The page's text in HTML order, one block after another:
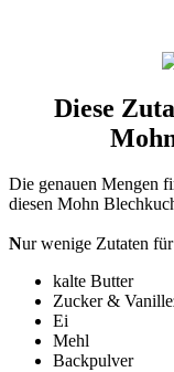
Diese
Die genauen Mengen
diesen Mohn
Nur wenige Zutaten für
kalte Butter
Zucker &
Ei
Mehl
Backpulver